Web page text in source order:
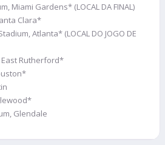
Miami Gardens* (LOCAL DA FINAL)
Clara*
Atlanta* (LOCAL DO JOGO DE
Rutherford*
Glendale